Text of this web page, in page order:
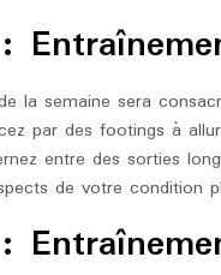
la semaine sera
par des footings à
entre des sorties
de votre condition